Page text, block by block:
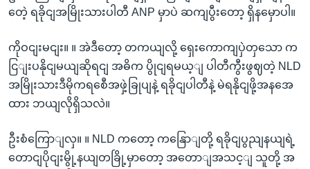
တေဲ့ ရခိုငျအမြိုးသားပါတီ ANP မှာပဲ ဆကျပွီးတော့ ရှိနမှောပါ။
ကိုဝငျးမငျး။ ။ အဲဒီတော့ တကယျလို့ ရှေးကောကျပှဲတှသော က
ငြျးပနိုငျမယျဆိုရငျ အဓိက ပွိုငျရမယ့ျ ပါတီကွီးဖွဈတဲ့ NLD
အမြိုးသားဒီမိုကရစေီအဖှဲ့ခြုပျနဲ့ ရခိုငျပါတီနဲ့ မဲရနိုငျဖို့အနအေ
ထား ဘယျလိုရှိသလဲ။
ဦးစံကြောျလှ။ ။ NLD ကတော့ ကနြောျတို့ ရခိုငျပွညျနယျရဲ့
တောငျပိုငျးမွို့နယျတခြို့မှာတော့ အတောျအသင့ျ သူတို့ အ